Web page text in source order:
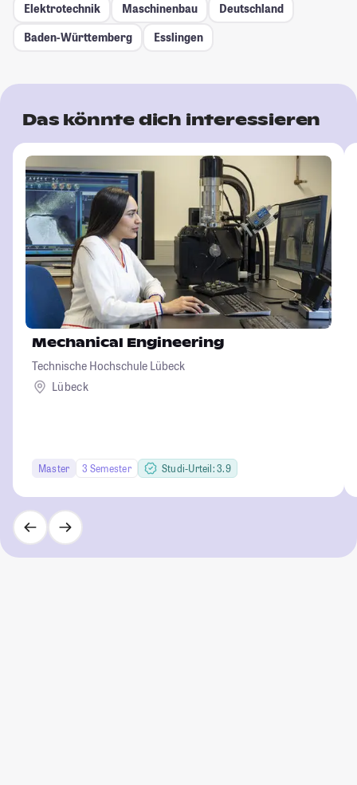
Elektrotechnik
Maschinenbau
Deutschland
Baden-Württemberg
Esslingen
Das könnte dich interessieren
Mechanical Engineering
Technische Hochschule Lübeck
Lübeck
Master 3 Semester Studi-Urteil: 3.9